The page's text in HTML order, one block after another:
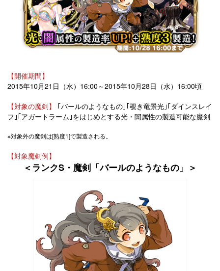
【開催期間】
2015年10月21日（水）16:00～2015年10月28日（水）16:00頃
【対象の魔剣】
｢バールのようなもの｣｢覗き竜景光｣｢ダインスレイ
フ｣｢アガートラーム｣をはじめとする光・闇属性の製造可能な魔剣
※対象外の魔剣は[熟度1]で製造される。
【対象魔剣例】
＜ランクS・魔剣「バールのようなもの」＞